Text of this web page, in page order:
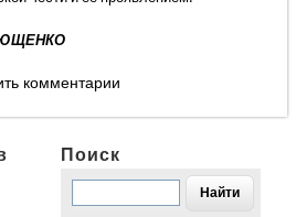
комментарии
Поиск